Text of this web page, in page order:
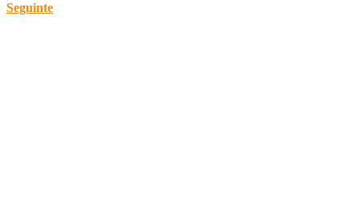
Seguinte